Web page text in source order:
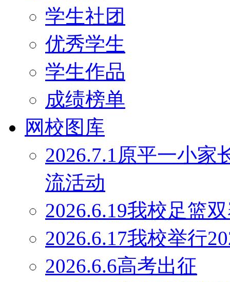
学生社团
优秀学生
学生作品
成绩榜单
网校图库
2026.7.1原平一小家
流活动
2026.6.19我校足篮
2026.6.17我校举行
2026.6.6高考出征